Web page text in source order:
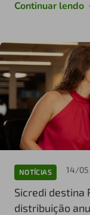
Continuar lendo
NOTÍCIAS 14/
Sicredi destina
distribuição